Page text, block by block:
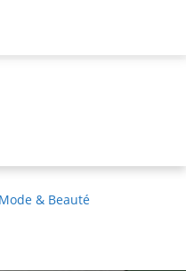
& Beauté